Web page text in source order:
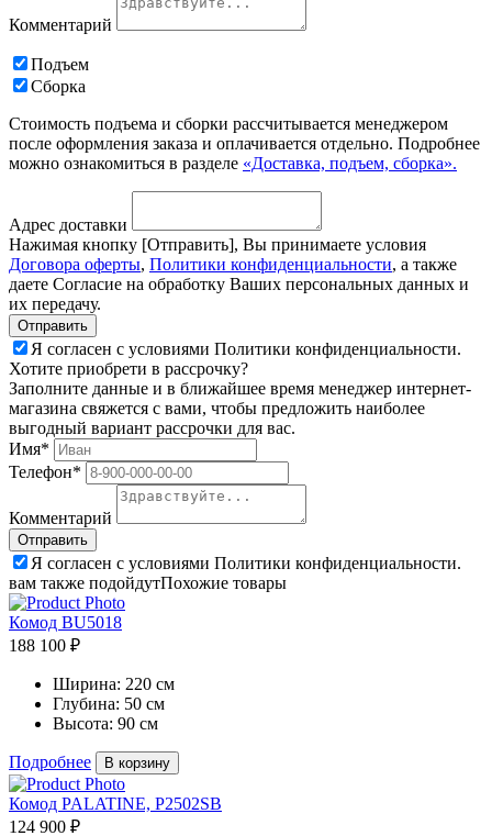
Комментарий
Подъем
Сборка
Стоимость подъема и сборки рассчитывается менеджером
после оформления заказа и оплачивается отдельно. Подробнее
можно ознакомиться в разделе «Доставка, подъем, сборка».
Адрес доставки
Нажимая кнопку [Отправить], Вы принимаете условия
Договора оферты, Политики конфиденциальности, а также
даете Согласие на обработку Ваших персональных данных и
их передачу.
Я согласен с условиями Политики конфиденциальности.
Хотите приобрети в рассрочку?
Заполните данные и в ближайшее время менеджер интернет-
магазина свяжется с вами, чтобы предложить наиболее
выгодный вариант рассрочки для вас.
Имя*
Телефон*
Комментарий
Я согласен с условиями Политики конфиденциальности.
вам также подойдутПохожие товары
Комод BU5018
188 100 ₽
Ширина: 220 см
Глубина: 50 см
Высота: 90 см
Подробнее В корзину
Комод PALATINE, P2502SB
124 900 ₽